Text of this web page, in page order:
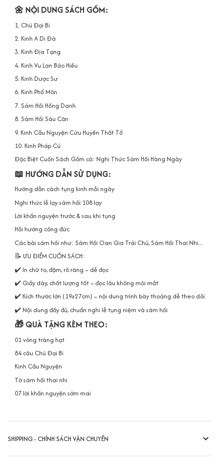
🌼 NỘI DUNG SÁCH GỒM:
1. Chú Đại Bi
2. Kinh A Di Đà
3. Kinh Địa Tạng
4. Kinh Vu Lan Báo Hiếu
5. Kinh Dược Sư
6. Kinh Phổ Môn
7. Sám Hối Hồng Danh
8. Sám Hối Sáu Căn
9. Kinh Cầu Nguyện Cửu Huyền Thất Tổ
10. Kinh Pháp Cú
Đặc Biệt Cuốn Sách Gồm cả: Nghi Thức Sám Hối Hàng Ngày
📖 HƯỚNG DẪN SỬ DỤNG:
Hướng dẫn cách tụng kinh mỗi ngày
Nghi thức lễ lạy sám hối 108 lạy
Lời khấn nguyện trước & sau khi tụng
Hồi hướng công đức
Các bài sám hối như: Sám Hối Oan Gia Trái Chủ, Sám Hối Thai Nhi...
📝 ƯU ĐIỂM CUỐN SÁCH:
✔️ In chữ to, đậm, rõ ràng – dễ đọc
✔️ Giấy dày, chất lượng tốt – đọc lâu không mỏi mắt
✔️ Kích thước lớn (19x27cm) – nội dung trình bày thoáng dễ theo dõi
✔️ Nội dung đầy đủ, chuẩn nghi lễ tụng niệm và sám hối
🎁 QUÀ TẶNG KÈM THEO:
01 vòng tràng hạt
84 câu Chú Đại Bi
Kinh Cầu Nguyện
Tờ sám hối thai nhi
07 lời khấn nguyện sớm mai
SHIPPING - CHÍNH SÁCH VẬN CHUYỂN